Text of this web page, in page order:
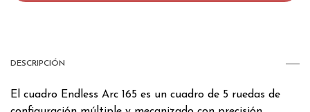
DESCRIPCIÓN
El cuadro Endless Arc 165 es un cuadro de 5 ruedas de